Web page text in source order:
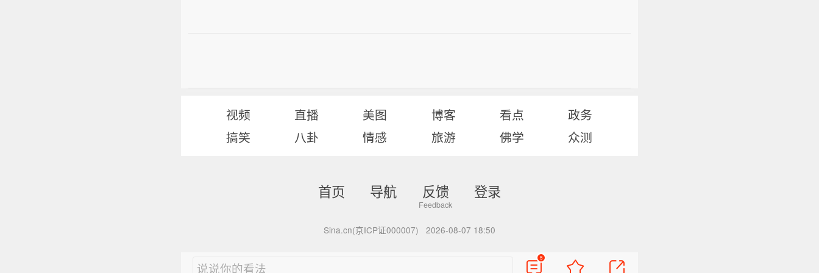
视频 直播 美图 博客 看点
政务
搞笑
八卦 情感 旅游 佛学 众测
首页 导航 反馈 登录
Sina.cn(京ICP证000007) 2026-08-07 18:50
说说你的看法
5